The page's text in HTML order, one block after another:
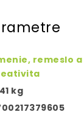
remeslo a
kg